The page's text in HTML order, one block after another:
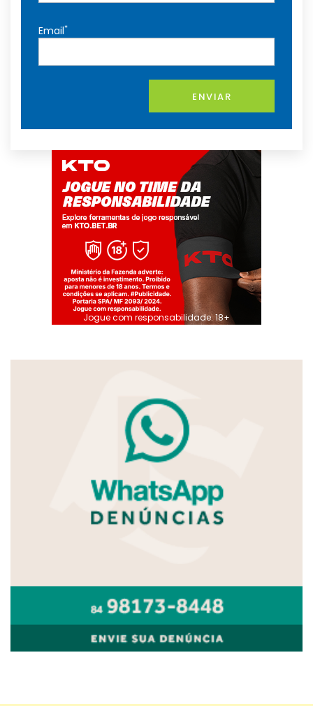
Email*
ENVIAR
Jogue com responsabilidade. 18+